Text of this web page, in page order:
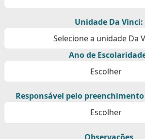
Unidade Da Vinci:
Ano de
Responsável pelo